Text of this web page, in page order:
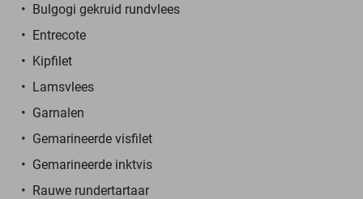
Bulgogi gekruid rundvlees
Entrecote
Kipfilet
Lamsvlees
Garnalen
Gemarineerde visfilet
Gemarineerde inktvis
Rauwe rundertartaar